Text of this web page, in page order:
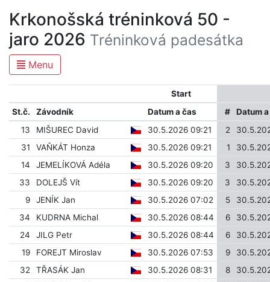
Krkonošská tréninková 50 -
jaro 2026 Tréninková padesátka
Menu
Start
St.č.
Závodník Datum a čas #
Datum
13
MIŠUREC David 30.5.2026 09:21 2
31
VAŇKÁT Honza 30.5.2026 09:21 1
14
JEMELÍKOVÁ Adéla 30.5.2026 09:20 3
33
DOLEJŠ Vít 30.5.2026 09:20 3
9
JENÍK Jan 30.5.2026 07:02 5
34
KUDRNA Michal 30.5.2026 08:44 6
24
JILG Petr 30.5.2026 08:44 6
19
FOREJT Miroslav 30.5.2026 07:53 9
32
TŘASÁK Jan 30.5.2026 08:31 8